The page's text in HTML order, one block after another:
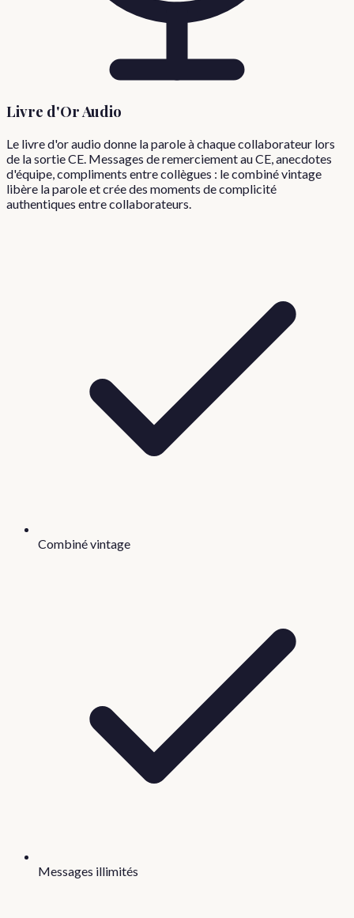
Livre d'Or Audio
Le livre d'or audio donne la parole à chaque collaborateur lors
de la sortie CE. Messages de remerciement au CE, anecdotes
d'équipe, compliments entre collègues : le combiné vintage
libère la parole et crée des moments de complicité
authentiques entre collaborateurs.
Combiné vintage
Messages illimités